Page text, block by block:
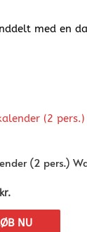
med en
(2 pers.)
kr.
NU